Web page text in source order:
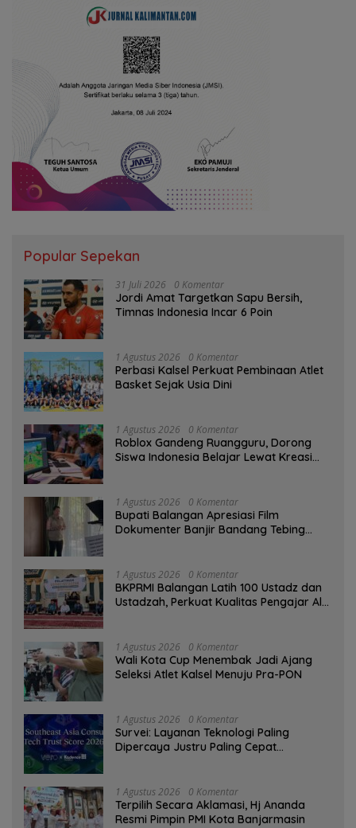
Popular Sepekan
31 Juli 2026 0 Komentar
Jordi Amat Targetkan Sapu Bersih,
Timnas Indonesia Incar 6 Poin
1 Agustus 2026 0 Komentar
Perbasi Kalsel Perkuat Pembinaan Atlet
Basket Sejak Usia Dini
1 Agustus 2026 0 Komentar
Roblox Gandeng Ruangguru, Dorong
Siswa Indonesia Belajar Lewat Kreasi
1 Agustus 2026 0 Komentar
Bupati Balangan Apresiasi Film
Dokumenter Banjir Bandang Tebing
1 Agustus 2026 0 Komentar
BKPRMI Balangan Latih 100 Ustadz dan
Ustadzah, Perkuat Kualitas Pengajar Al-
1 Agustus 2026 0 Komentar
Wali Kota Cup Menembak Jadi Ajang
Seleksi Atlet Kalsel Menuju Pra-PON
1 Agustus 2026 0 Komentar
Survei: Layanan Teknologi Paling
Dipercaya Justru Paling Cepat
1 Agustus 2026 0 Komentar
‎Terpilih Secara Aklamasi, Hj Ananda
Resmi Pimpin PMI Kota Banjarmasin